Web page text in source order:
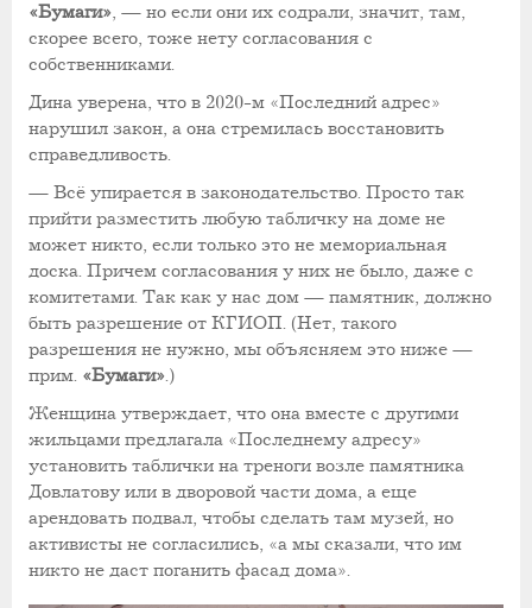
«Бумаги», — но если они их содрали, значит, там,
скорее всего, тоже нету согласования с
собственниками.
Дина уверена, что в 2020-м «Последний адрес»
нарушил закон, а она стремилась восстановить
справедливость.
— Всё упирается в законодательство. Просто так
прийти разместить любую табличку на доме не
может никто, если только это не мемориальная
доска. Причем согласования у них не было, даже с
комитетами. Так как у нас дом — памятник, должно
быть разрешение от КГИОП. (Нет, такого
разрешения не нужно, мы объясняем это ниже —
прим. «Бумаги».)
Женщина утверждает, что она вместе с другими
жильцами предлагала «Последнему адресу»
установить таблички на треноги возле памятника
Довлатову или в дворовой части дома, а еще
арендовать подвал, чтобы сделать там музей, но
активисты не согласились, «а мы сказали, что им
никто не даст поганить фасад дома».